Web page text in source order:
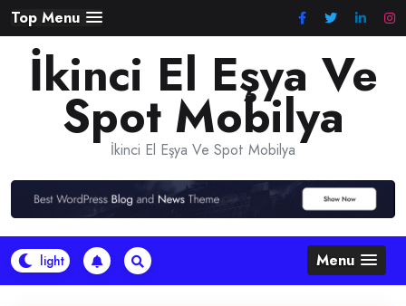
Skip
to
content
Top Menu
İkinci El Eşya Ve
Spot Mobilya
İkinci El Eşya Ve Spot Mobilya
Menu